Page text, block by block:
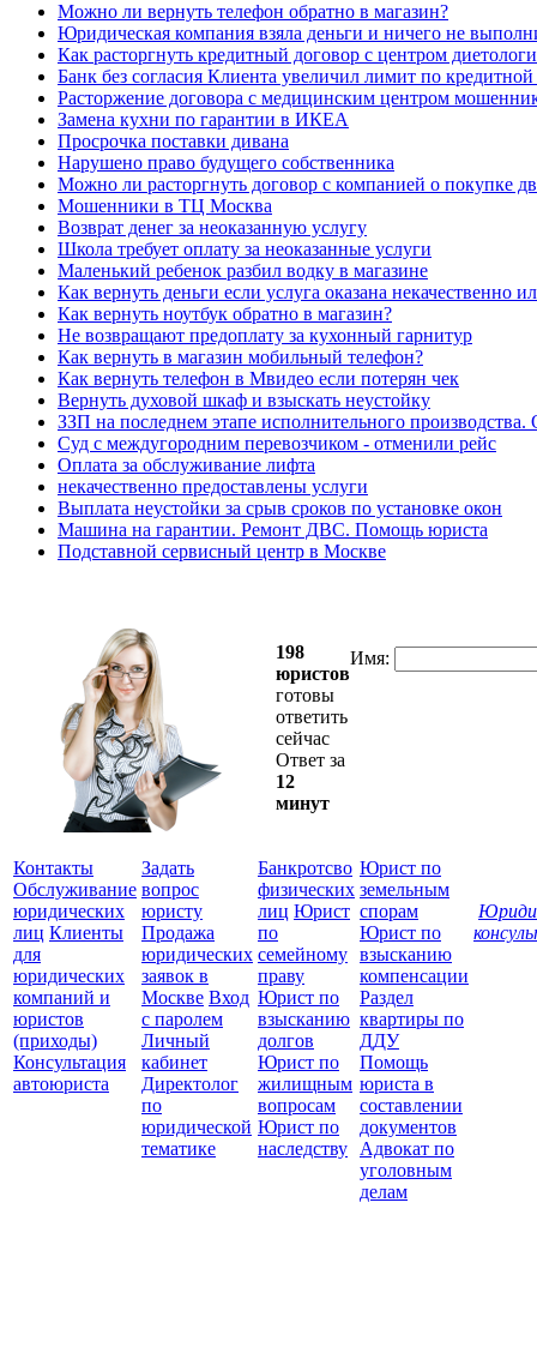
Можно ли вернуть телефон обратно в магазин?
Юридическая компания взяла деньги и ничего не
Как расторгнуть кредитный договор с центром
Банк без согласия Клиента увеличил лимит по кредитной
Расторжение договора с медицинским центром
Замена кухни по гарантии в ИКЕА
Просрочка поставки дивана
Нарушено право будущего собственника
Можно ли расторгнуть договор с компанией о покупке
Мошенники в ТЦ Москва
Возврат денег за неоказанную услугу
Школа требует оплату за неоказанные услуги
Маленький ребенок разбил водку в магазине
Как вернуть деньги если услуга оказана некачественно
Как вернуть ноутбук обратно в магазин?
Не возвращают предоплату за кухонный гарнитур
Как вернуть в магазин мобильный телефон?
Как вернуть телефон в Мвидео если потерян чек
Вернуть духовой шкаф и взыскать неустойку
ЗЗП на последнем этапе исполнительного
Суд с междугородним перевозчиком - отменили рейс
Оплата за обслуживание лифта
некачественно предоставлены услуги
Выплата неустойки за срыв сроков по установке окон
Машина на гарантии. Ремонт ДВС. Помощь юриста
Подставной сервисный центр в Москве
198
юристов
готовы
ответить
сейчас
Ответ за
12
минут
Имя:
Контакты
Обслуживание
юридических
лиц Клиенты
для
юридических
компаний и
юристов
(приходы)
Консультация
автоюриста
Задать
вопрос
юристу
Продажа
юридических
заявок в
Москве Вход
с паролем
Личный
кабинет
Директолог
по
юридической
тематике
Банкротсво
физических
лиц Юрист
по
семейному
праву
Юрист по
взысканию
долгов
Юрист по
жилищным
вопросам
Юрист по
наследству
Юрист по
земельным
спорам
Юрист по
взысканию
компенсации
Раздел
квартиры по
ДДУ
Помощь
юриста в
составлении
документов
Адвокат по
уголовным
делам